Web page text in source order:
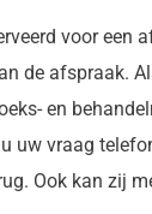
voor
de afspraak.
en
uw vraag
Ook kan zij